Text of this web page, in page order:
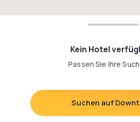
Kein Hotel
Passen Sie Ihre
Suchen auf